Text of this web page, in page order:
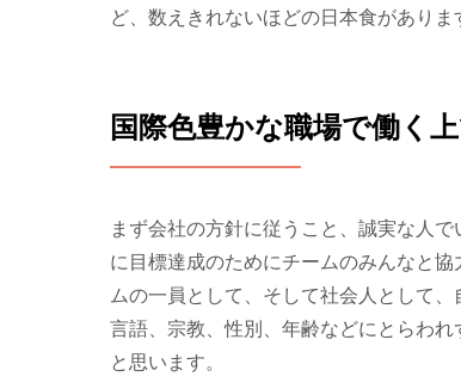
ど、数えきれないほどの日本食があり
国際色豊かな職場で働く
まず会社の方針に従うこと、誠実な人
に目標達成のためにチームのみんなと
ムの一員として、そして社会人として
言語、宗教、性別、年齢などにとらわ
と思います。